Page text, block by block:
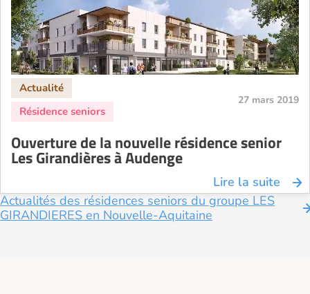
27 mars 2019
Ouverture de la nouvelle résidence senior
Les Girandières à Audenge
Lire la suite
Actualités des résidences seniors du groupe LES
GIRANDIERES en Nouvelle-Aquitaine